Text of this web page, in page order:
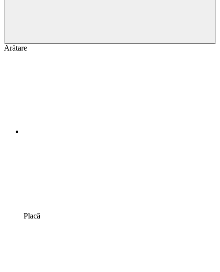
Arătare
Placă